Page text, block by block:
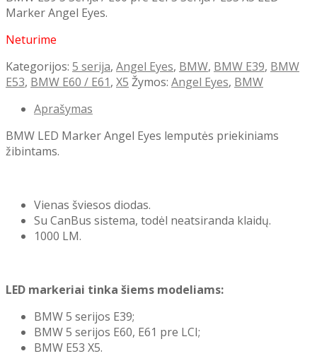
Marker Angel Eyes.
Neturime
Kategorijos: 5 serija, Angel Eyes, BMW, BMW E39, BMW
E53, BMW E60 / E61, X5 Žymos: Angel Eyes, BMW
Aprašymas
BMW LED Marker Angel Eyes lemputės priekiniams
žibintams.
Vienas šviesos diodas.
Su CanBus sistema, todėl neatsiranda klaidų.
1000 LM.
LED markeriai tinka šiems modeliams:
BMW 5 serijos E39;
BMW 5 serijos E60, E61 pre LCI;
BMW E53 X5.